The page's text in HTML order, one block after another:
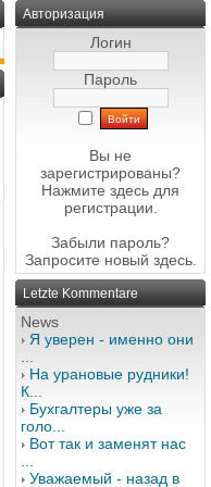
Авторизация
Логин
Пароль
Вы не
зарегистрированы?
Нажмите здесь для
регистрации.
Забыли пароль?
Запросите новый здесь.
Letzte Kommentare
News
Я уверен - именно они
На урановые рудники!
К...
Бухгалтеры уже за
голо...
Вот так и заменят нас
Уважаемый - назад в